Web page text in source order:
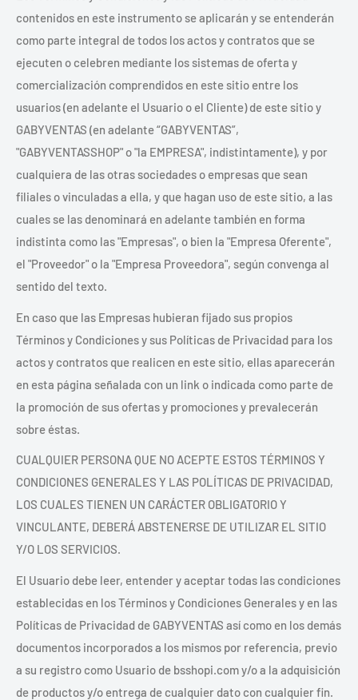
contenidos en este instrumento se aplicarán y se entenderán
como parte integral de todos los actos y contratos que se
ejecuten o celebren mediante los sistemas de oferta y
comercialización comprendidos en este sitio entre los
usuarios (en adelante el Usuario o el Cliente) de este sitio y
GABYVENTAS (en adelante “GABYVENTAS”,
"GABYVENTASSHOP" o "la EMPRESA", indistintamente), y por
cualquiera de las otras sociedades o empresas que sean
filiales o vinculadas a ella, y que hagan uso de este sitio, a las
cuales se las denominará en adelante también en forma
indistinta como las "Empresas", o bien la "Empresa Oferente",
el "Proveedor" o la "Empresa Proveedora", según convenga al
sentido del texto.
En caso que las Empresas hubieran fijado sus propios
Términos y Condiciones y sus Políticas de Privacidad para los
actos y contratos que realicen en este sitio, ellas aparecerán
en esta página señalada con un link o indicada como parte de
la promoción de sus ofertas y promociones y prevalecerán
sobre éstas.
CUALQUIER PERSONA QUE NO ACEPTE ESTOS TÉRMINOS Y
CONDICIONES GENERALES Y LAS POLÍTICAS DE PRIVACIDAD,
LOS CUALES TIENEN UN CARÁCTER OBLIGATORIO Y
VINCULANTE, DEBERÁ ABSTENERSE DE UTILIZAR EL SITIO
Y/O LOS SERVICIOS.
El Usuario debe leer, entender y aceptar todas las condiciones
establecidas en los Términos y Condiciones Generales y en las
Políticas de Privacidad de GABYVENTAS así como en los demás
documentos incorporados a los mismos por referencia, previo
a su registro como Usuario de bsshopi.com y/o a la adquisición
de productos y/o entrega de cualquier dato con cualquier fin.